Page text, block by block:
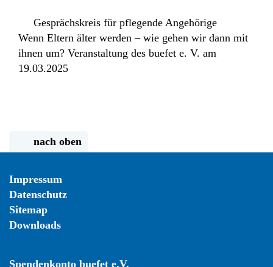
Gesprächskreis für pflegende Angehörige
Wenn Eltern älter werden – wie gehen wir dann mit
ihnen um? Veranstaltung des buefet e. V. am
19.03.2025
nach oben
Impressum
Datenschutz
Sitemap
Downloads
Spendenkonto buefet e.V.